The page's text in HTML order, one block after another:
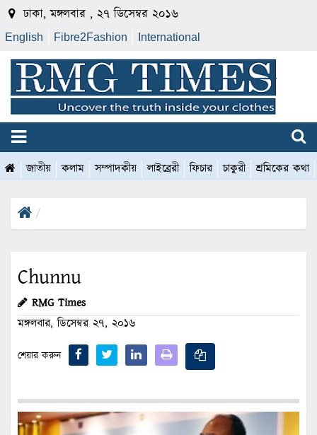
ঢাকা, মঙ্গলবার , ২৭ ডিসেম্বর ২০১৬
English Fibre2Fashion International
জাতীয় কলাম সম্পাদকীয় লাইব্রেরী ফিচার চাকুরী শ্রমিকের কথা
Chunnu
RMG Times
মঙ্গলবার, ডিসেম্বর ২৭, ২০১৬
শেয়ার করুন